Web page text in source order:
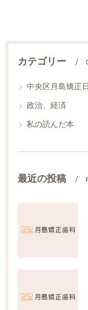
カテゴリー
中央区月島矯正
政治、経済
私の読んだ本
最近の投稿